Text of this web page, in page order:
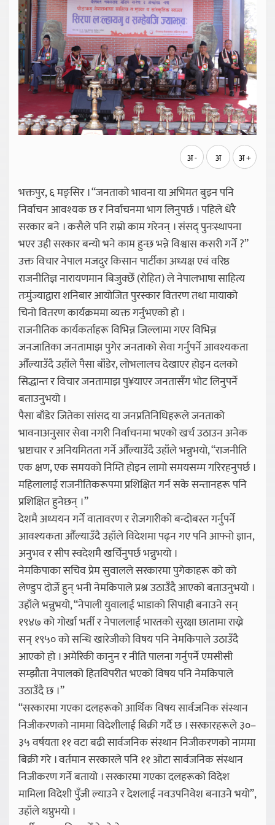
अ - अ अ +
भक्तपुर, ६ मङ्सिर । “जनताको भावना या अभिमत बुझ्न पनि
निर्वाचन आवश्यक छ र निर्वाचनमा भाग लिनुपर्छ । पहिले धेरै
सरकार बने । कसैले पनि राम्रो काम गरेनन् । संसद् पुनःस्थापना
भएर उही सरकार बन्यो भने काम हुन्छ भन्ने विश्वास कसरी गर्ने ?”
उक्त विचार नेपाल मजदुर किसान पार्टीका अध्यक्ष एवं वरिष्ठ
राजनीतिज्ञ नारायणमान बिजुक्छेँ (रोहित) ले नेपालभाषा साहित्य
तःमुंज्याद्वारा शनिबार आयोजित पुरस्कार वितरण तथा मायाको
चिनो वितरण कार्यक्रममा व्यक्त गर्नुभएको हो ।
राजनीतिक कार्यकर्ताहरू विभिन्न जिल्लामा गएर विभिन्न
जनजातिका जनतामाझ पुगेर जनताको सेवा गर्नुपर्ने आवश्यकता
औँल्याउँदै उहाँले पैसा बाँडेर, लोभलालच देखाएर होइन दलको
सिद्धान्त र विचार जनतामाझ पु¥याएर जनतासँग भोट लिनुपर्ने
बताउनुभयो ।
पैसा बाँडेर जितेका सांसद या जनप्रतिनिधिहरूले जनताको
भावनाअनुसार सेवा नगरी निर्वाचनमा भएको खर्च उठाउन अनेक
भ्रष्टाचार र अनियमितता गर्ने औँल्याउँदै उहाँले भन्नुभयो, “राजनीति
एक क्षण, एक समयको निम्ति होइन लामो समयसम्म गरिरहनुपर्छ ।
महिलालाई राजनीतिकरूपमा प्रशिक्षित गर्न सके सन्तानहरू पनि
प्रशिक्षित हुनेछन् ।”
देशमै अध्ययन गर्ने वातावरण र रोजगारीको बन्दोबस्त गर्नुपर्ने
आवश्यकता औँल्याउँदै उहाँले विदेशमा पढ्न गए पनि आफ्नो ज्ञान,
अनुभव र सीप स्वदेशमै खर्चिनुपर्छ भन्नुभयो ।
नेमकिपाका सचिव प्रेम सुवालले सरकारमा पुगेकाहरू को को
लेण्डुप दोर्जे हुन् भनी नेमकिपाले प्रश्न उठाउँदै आएको बताउनुभयो ।
उहाँले भन्नुभयो, “नेपाली युवालाई भाडाको सिपाही बनाउने सन्
१९४७ को गोर्खा भर्ती र नेपाललाई भारतको सुरक्षा छातामा राख्ने
सन् १९५० को सन्धि खारेजीको विषय पनि नेमकिपाले उठाउँदै
आएको हो । अमेरिकी कानुन र नीति पालना गर्नुपर्ने एमसीसी
सम्झौता नेपालको हितविपरीत भएको विषय पनि नेमकिपाले
उठाउँदै छ ।”
“सरकारमा गएका दलहरूको आर्थिक विषय सार्वजनिक संस्थान
निजीकरणको नाममा विदेशीलाई बिक्री गर्दै छ । सरकारहरूले ३०–
३५ वर्षयता ११ वटा बढी सार्वजनिक संस्थान निजीकरणको नाममा
बिक्री गरे । वर्तमान सरकारले पनि ११ ओटा सार्वजनिक संस्थान
निजीकरण गर्ने बतायो । सरकारमा गएका दलहरूको विदेश
मामिला विदेशी पुँजी ल्याउने र देशलाई नवउपनिवेश बनाउने भयो”,
उहाँले थप्नुभयो ।